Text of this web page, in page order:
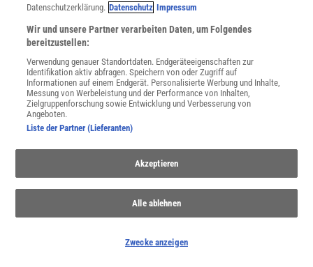
THEMENKANÄLE
Datenschutzerklärung. Datenschutz Impressum
Wir und unsere Partner verarbeiten Daten, um Folgendes
bereitzustellen:
Verwendung genauer Standortdaten. Endgeräteeigenschaften zur
Identifikation aktiv abfragen. Speichern von oder Zugriff auf
Informationen auf einem Endgerät. Personalisierte Werbung und Inhalte,
Messung von Werbeleistung und der Performance von Inhalten,
Zielgruppenforschung sowie Entwicklung und Verbesserung von
Angeboten.
Liste der Partner (Lieferanten)
Akzeptieren
Alle ablehnen
Zwecke anzeigen